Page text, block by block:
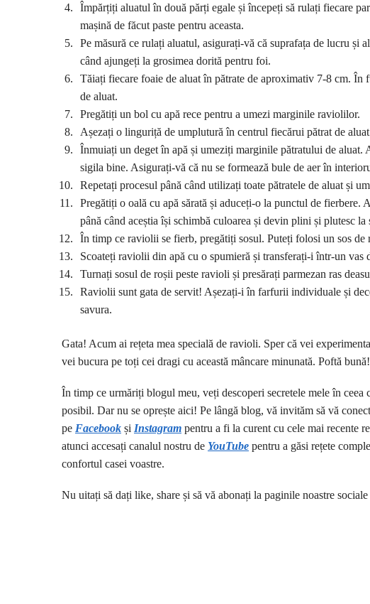
Împărțiți aluatul în două părți egale și începeți să rulați fiecare
mașină de făcut paste pentru aceasta.
Pe măsură ce rulați aluatul, asigurați-vă că suprafața de lucru și
când ajungeți la grosimea dorită pentru foi.
Tăiați fiecare foaie de aluat în pătrate de aproximativ 7-8 cm.
de aluat.
Pregătiți un bol cu apă rece pentru a umezi marginile raviolilor.
Așezați o linguriță de umplutură în centrul fiecărui pătrat de
Înmuiați un deget în apă și umeziți marginile pătratului de aluat.
sigila bine. Asigurați-vă că nu se formează bule de aer în
Repetați procesul până când utilizați toate pătratele de aluat și
Pregătiți o oală cu apă sărată și aduceți-o la punctul de
până când aceștia își schimbă culoarea și devin plini și plutesc la
În timp ce raviolii se fierb, pregătiți sosul. Puteți folosi un sos de
Scoateți raviolii din apă cu o spumieră și transferați-i într-un vas
Turnați sosul de roșii peste ravioli și presărați parmezan ras
Raviolii sunt gata de servit! Așezați-i în farfurii individuale și
savura.
Gata! Acum ai rețeta mea specială de ravioli. Sper că vei
vei bucura pe toți cei dragi cu această mâncare minunată. Poftă bună!
În timp ce urmăriți blogul meu, veți descoperi secretele mele în
posibil. Dar nu se oprește aici! Pe lângă blog, vă invităm să vă
pe Facebook și Instagram pentru a fi la curent cu cele mai recente
atunci accesați canalul nostru de YouTube pentru a găsi rețete
confortul casei voastre.
Nu uitați să dați like, share și să vă abonați la paginile noastre